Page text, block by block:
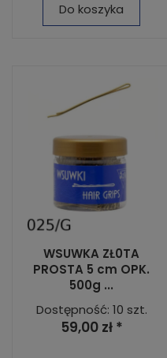
Do koszyka
WSUWKA ZŁ0TA
PROSTA 5 cm OPK.
500g ...
Dostępność: 10 szt.
59,00 zł *